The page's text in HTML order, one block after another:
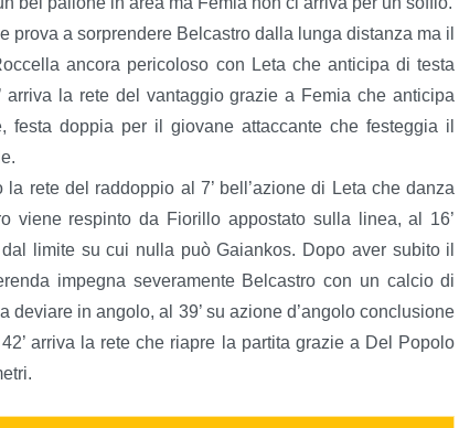
prova a sorprendere Belcastro dalla lunga distanza ma il
ancora pericoloso con Leta che anticipa di testa
la rete del vantaggio grazie a Femia che anticipa
doppia per il giovane attaccante che festeggia il
rete del raddoppio al 7’ bell’azione di Leta che danza
respinto da Fiorillo appostato sulla linea, al 16’
limite su cui nulla può Gaiankos. Dopo aver subito il
impegna severamente Belcastro con un calcio di
in angolo, al 39’ su azione d’angolo conclusione
arriva la rete che riapre la partita grazie a Del Popolo